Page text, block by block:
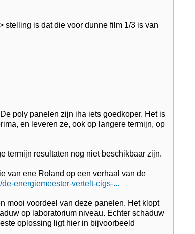
stelling is dat die voor dunne film 1/3 is van
poly panelen zijn iha iets goedkoper. Het is
en leveren ze, ook op langere termijn, op
termijn resultaten nog niet beschikbaar zijn.
van ene Roland op een verhaal van de
energiemeester-vertelt-cigs-...
mooi voordeel van deze panelen. Het klopt
op laboratorium niveau. Echter schaduw
oplossing ligt hier in bijvoorbeeld